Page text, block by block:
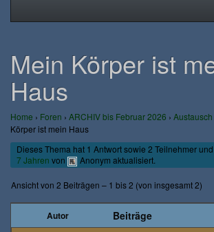
Mein Körper ist
Haus
Home › Foren › ARCHIV bis Februar 2026 ›
Körper ist mein Haus
Dieses Thema hat 1 Antwort sowie 2 Teilnehmer
7 Jahren von Anonym aktualisiert.
Ansicht von 2 Beiträgen – 1 bis 2 (von insgesamt 2)
Autor Beiträge